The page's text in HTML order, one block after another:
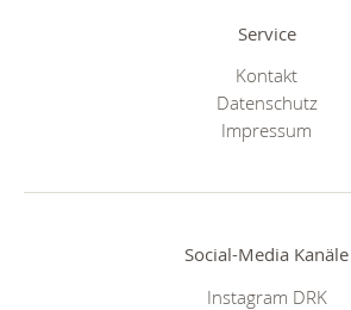
Service
Kontakt
Datenschutz
Impressum
Social-Media Kanäle
Instagram DRK